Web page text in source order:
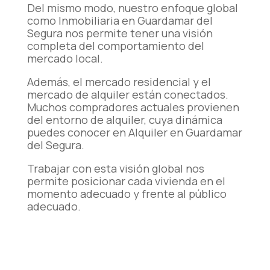
Del mismo modo, nuestro enfoque global
como Inmobiliaria en Guardamar del
Segura nos permite tener una visión
completa del comportamiento del
mercado local.
Además, el mercado residencial y el
mercado de alquiler están conectados.
Muchos compradores actuales provienen
del entorno de alquiler, cuya dinámica
puedes conocer en Alquiler en Guardamar
del Segura.
Trabajar con esta visión global nos
permite posicionar cada vivienda en el
momento adecuado y frente al público
adecuado.